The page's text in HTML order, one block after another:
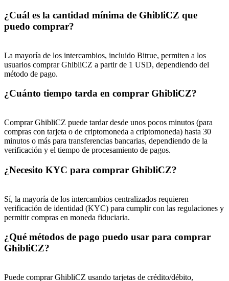
Deposit & Trade BTC to Share 25000 USDT prize pool!
Deposit CASHCAT & Win
Share 500000 CASHCAT prize pool
Precious Metals Trading Carnival
Trade Gold & Silver · 33,333 USDT Bonus
¿Cuál es la cantidad mínima de GhibliCZ que
puedo comprar?
La mayoría de los intercambios, incluido Bitrue, permiten a los
usuarios comprar GhibliCZ a partir de 1 USD, dependiendo del
método de pago.
¿Cuánto tiempo tarda en comprar GhibliCZ?
Comprar GhibliCZ puede tardar desde unos pocos minutos (para
compras con tarjeta o de criptomoneda a criptomoneda) hasta 30
minutos o más para transferencias bancarias, dependiendo de la
verificación y el tiempo de procesamiento de pagos.
¿Necesito KYC para comprar GhibliCZ?
Sí, la mayoría de los intercambios centralizados requieren
verificación de identidad (KYC) para cumplir con las regulaciones y
permitir compras en moneda fiduciaria.
¿Qué métodos de pago puedo usar para comprar
GhibliCZ?
Puede comprar GhibliCZ usando tarjetas de crédito/débito,